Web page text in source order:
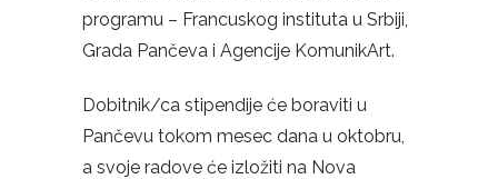
programu – Francuskog instituta u Srbiji,
Grada Pančeva i Agencije KomunikArt.
Dobitnik/ca stipendije će boraviti u
Pančevu tokom mesec dana u oktobru,
a svoje radove će izložiti na Nova